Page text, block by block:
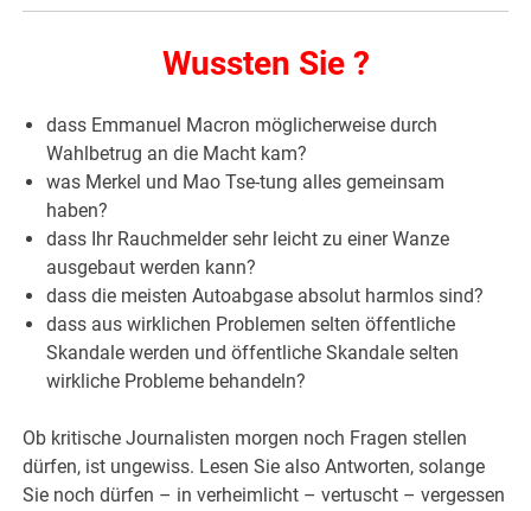
Wussten Sie ?
dass Emmanuel Macron möglicherweise durch
Wahlbetrug an die Macht kam?
was Merkel und Mao Tse-tung alles gemeinsam
haben?
dass Ihr Rauchmelder sehr leicht zu einer Wanze
ausgebaut werden kann?
dass die meisten Autoabgase absolut harmlos sind?
dass aus wirklichen Problemen selten öffentliche
Skandale werden und öffentliche Skandale selten
wirkliche Probleme behandeln?
Ob kritische Journalisten morgen noch Fragen stellen
dürfen, ist ungewiss. Lesen Sie also Antworten, solange
Sie noch dürfen – in verheimlicht – vertuscht – vergessen